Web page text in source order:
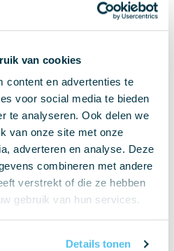
van cookies
content en advertenties te
voor social media te bieden
te analyseren. Ook delen we
van onze site met onze
adverteren en analyse. Deze
combineren met andere
verstrekt of die ze hebben
gebruik van hun services.
Details tonen